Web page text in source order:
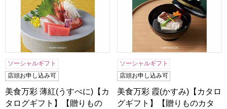
ソーシャルギフト
店頭お申し込み可
美食万彩 薄紅(うすべに)【カ
タログギフト】【贈りもの
ソーシャルギフト
店頭お申し込み可
美食万彩 霞(かすみ)【カタロ
グギフト】【贈りものカタ